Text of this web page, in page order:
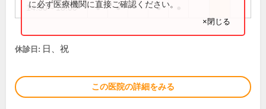
14:30～18:00 ● ● ●
に必ず医療機関に直接ご確認ください。
×閉じる
休診日: 日、祝
この医院の詳細をみる